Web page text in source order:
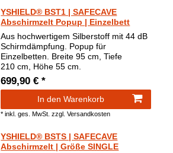
YSHIELD® BST1 | SAFECAVE
Abschirmzelt Popup | Einzelbett
Aus hochwertigem Silberstoff mit 44 dB
Schirmdämpfung. Popup für
Einzelbetten. Breite 95 cm, Tiefe
210 cm, Höhe 55 cm.
699,90 € *
In den Warenkorb
*inkl. ges. MwSt. zzgl.Versandkosten
YSHIELD® BSTS | SAFECAVE
Abschirmzelt | Größe SINGLE